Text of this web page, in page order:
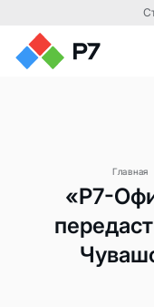
Главная
«Р7-